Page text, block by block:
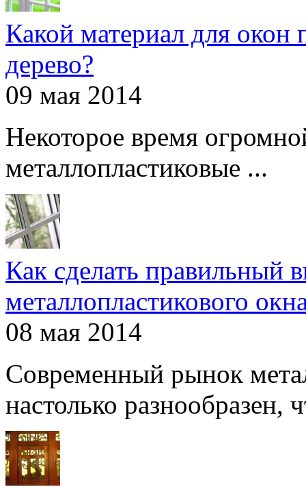
Какой материал для окон
дерево?
09 мая 2014
Некоторое время
металлопластиковые ...
Как сделать правильный
металлопластикового
08 мая 2014
Современный рынок
настолько разнообразен,